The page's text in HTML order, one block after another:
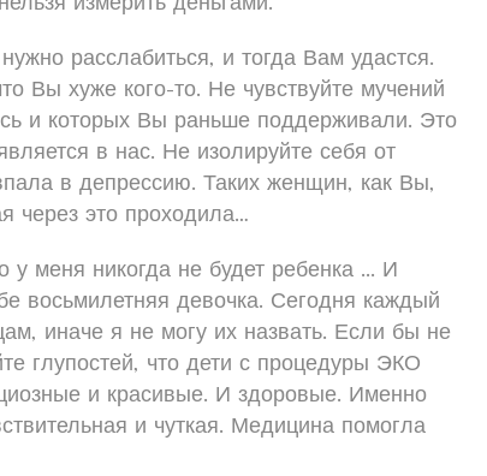
расслабиться, и тогда Вам удастся.
Вы хуже кого-то. Не чувствуйте мучений
и которых Вы раньше поддерживали. Это
в нас. Не изолируйте себя от
в депрессию. Таких женщин, как Вы,
через это проходила…
меня никогда не будет ребенка ... И
восьмилетняя девочка. Сегодня каждый
иначе я не могу их назвать. Если бы не
глупостей, что дети с процедуры ЭКО
и красивые. И здоровые. Именно
и чуткая. Медицина помогла